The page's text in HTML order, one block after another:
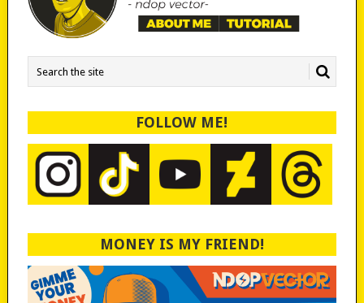
FOLLOW ME!
MONEY IS MY FRIEND!